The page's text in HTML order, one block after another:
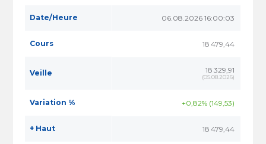
Date/Heure 06.08.2026 16:00:03
Cours 18 479,44
Veille 18 329,91
(05.08.2026)
Variation % +0,82% (149,53)
+ Haut 18 479,44